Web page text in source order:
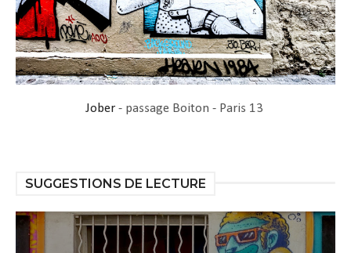
Jober- passage Boiton - Paris 13
SUGGESTIONS DE LECTURE